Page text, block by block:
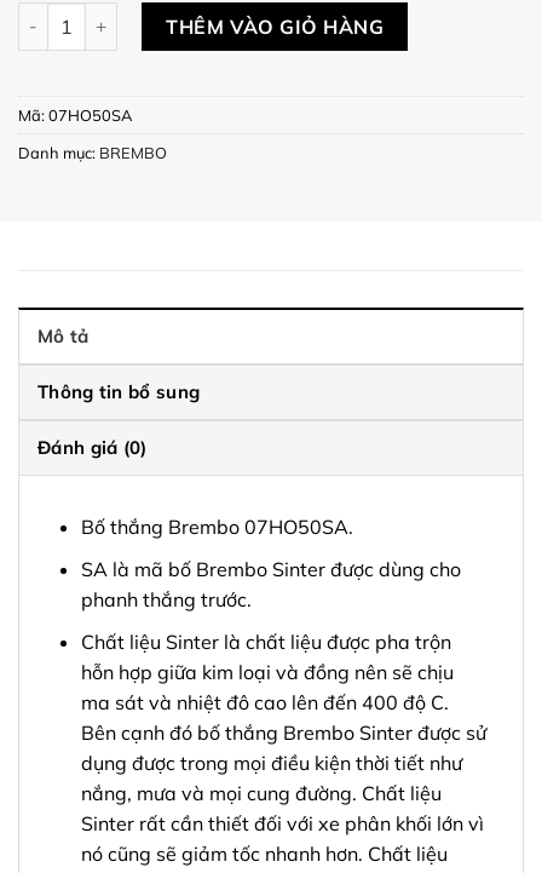
Bố thắng trước Brembo 07HO50 Honda CBR1000RR 2004-
THÊM VÀO GIỎ HÀNG
Mã:07HO50SA
Danh mục: BREMBO
Mô tả
Thông tin bổ sung
Đánh giá (0)
Bố thắng Brembo 07HO50SA.
SA là mã bố Brembo Sinter được dùng cho
phanh thắng trước.
Chất liệu Sinter là chất liệu được pha trộn
hỗn hợp giữa kim loại và đồng nên sẽ chịu
ma sát và nhiệt đô cao lên đến 400 độ C.
Bên cạnh đó bố thắng Brembo Sinter được sử
dụng được trong mọi điều kiện thời tiết như
nắng, mưa và mọi cung đường. Chất liệu
Sinter rất cần thiết đối với xe phân khối lớn vì
nó cũng sẽ giảm tốc nhanh hơn. Chất liệu